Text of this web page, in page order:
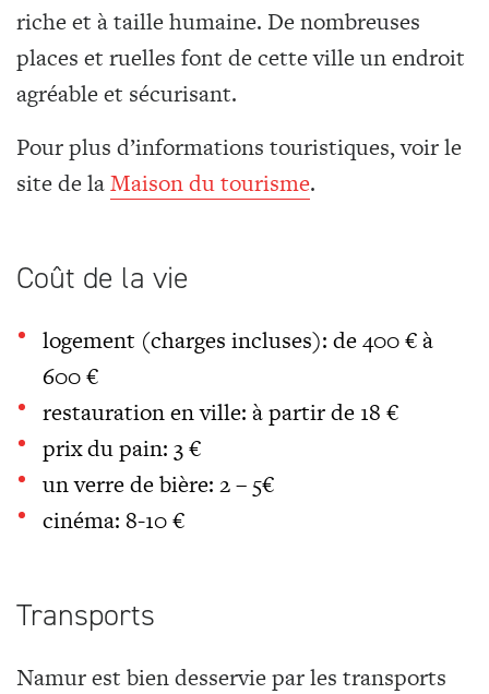
riche et à taille humaine. De nombreuses
places et ruelles font de cette ville un endroit
agréable et sécurisant.
Pour plus d’informations touristiques, voir le
site de laMaison du tourisme.
Coût de la vie
logement (charges incluses): de 400 € à
600 €
restauration en ville: à partir de 18 €
prix du pain: 3 €
un verre de bière: 2 – 5€
cinéma: 8-10 €
Transports
Namur est bien desservie par les transports